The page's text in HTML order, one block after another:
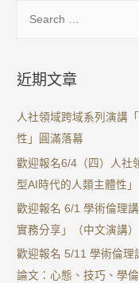
近期文章
人社領域跨域系列演講
性」圓滿落幕
歡迎報名6/4（四）人社
型AI時代的人類主體性」
歡迎報名 6/1 學術倫理
實務分享」（中文演講）
歡迎報名 5/11 學術倫理
論文：心態、技巧、學倫